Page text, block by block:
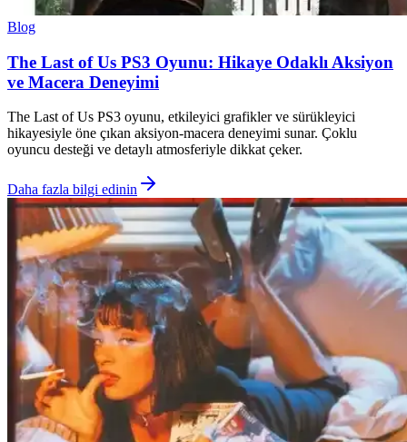
Blog
The Last of Us PS3 Oyunu: Hikaye Odaklı Aksiyon
ve Macera Deneyimi
The Last of Us PS3 oyunu, etkileyici grafikler ve sürükleyici
hikayesiyle öne çıkan aksiyon-macera deneyimi sunar. Çoklu
oyuncu desteği ve detaylı atmosferiyle dikkat çeker.
Daha fazla bilgi edinin